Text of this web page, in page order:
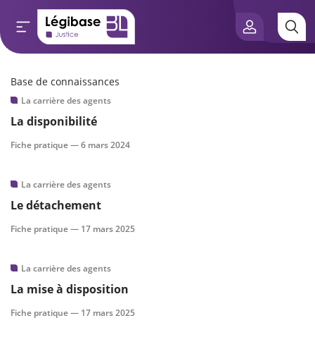
connaissances
vue de l’expert
Base de connaissances
La carrière des agents
La disponibilité
Fiche pratique —6 mars 2024
La carrière des agents
Le détachement
Fiche pratique — 17 mars 2025
La carrière des agents
La mise à disposition
Fiche pratique — 17 mars 2025